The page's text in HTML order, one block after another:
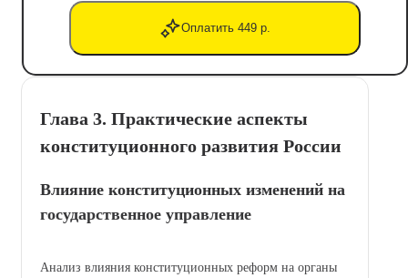
Оплатить 449 р.
Глава 3. Практические аспекты
конституционного развития России
Влияние конституционных изменений на
государственное управление
Анализ влияния конституционных реформ на органы